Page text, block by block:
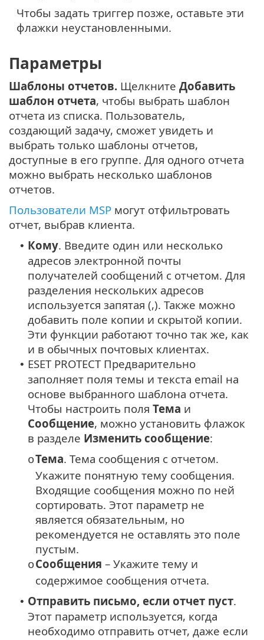
Чтобы задать триггер позже, оставьте эти
флажки неустановленными.
Параметры
Шаблоны отчетов. Щелкните Добавить
шаблон отчета, чтобы выбрать шаблон
отчета из списка. Пользователь,
создающий задачу, сможет увидеть и
выбрать только шаблоны отчетов,
доступные в его группе. Для одного отчета
можно выбрать несколько шаблонов
отчетов.
Пользователи MSP могут отфильтровать
отчет, выбрав клиента.
• Кому. Введите один или несколько
адресов электронной почты
получателей сообщений с отчетом. Для
разделения нескольких адресов
используется запятая (,). Также можно
добавить поле копии и скрытой копии.
Эти функции работают точно так же, как
и в обычных почтовых клиентах.
• ESET PROTECT Предварительно
заполняет поля темы и текста email на
основе выбранного шаблона отчета.
Чтобы настроить поля Тема и
Сообщение, можно установить флажок
в разделе Изменить сообщение:
oТема. Тема сообщения с отчетом.
Укажите понятную тему сообщения.
Входящие сообщения можно по ней
сортировать. Этот параметр не
является обязательным, но
рекомендуется не оставлять это поле
пустым.
oСообщения – Укажите тему и
содержимое сообщения отчета.
• Отправить письмо, если отчет пуст.
Этот параметр используется, когда
необходимо отправить отчет, даже если